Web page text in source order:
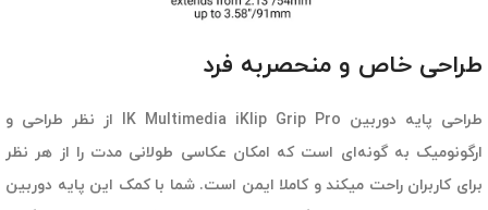
طراحی خاص و منحصربه فرد
طراحی پایه دوربین IK Multimedia iKlip Grip Pro از نظر طراحی و
ارگونومیک به گونه‌ای است که امکان عکاسی طولانی مدت را از هر نظر
برای کاربران راحت میکند و کاملا ایمن است. شما با کمک این پایه دوربین